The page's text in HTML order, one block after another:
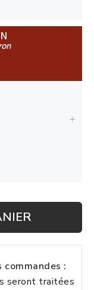
:
seront traitées